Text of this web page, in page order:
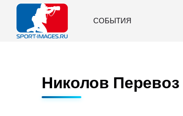
СОБЫТИЯ
Николов Перевоз